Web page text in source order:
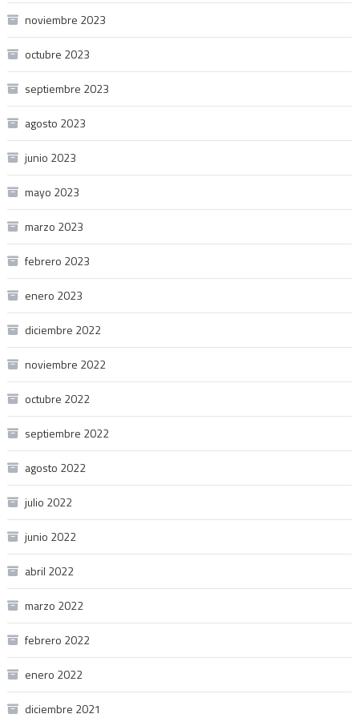
noviembre 2023
octubre 2023
septiembre 2023
agosto 2023
junio 2023
mayo 2023
marzo 2023
febrero 2023
enero 2023
diciembre 2022
noviembre 2022
octubre 2022
septiembre 2022
agosto 2022
julio 2022
junio 2022
abril 2022
marzo 2022
febrero 2022
enero 2022
diciembre 2021